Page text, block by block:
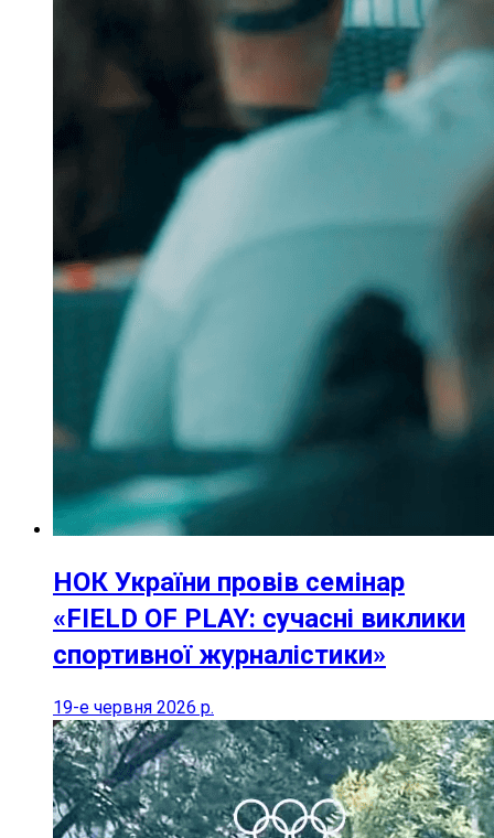
НОК України провів семінар
«FIELD OF PLAY: сучасні виклики
спортивної журналістики»
19-е червня 2026 р.